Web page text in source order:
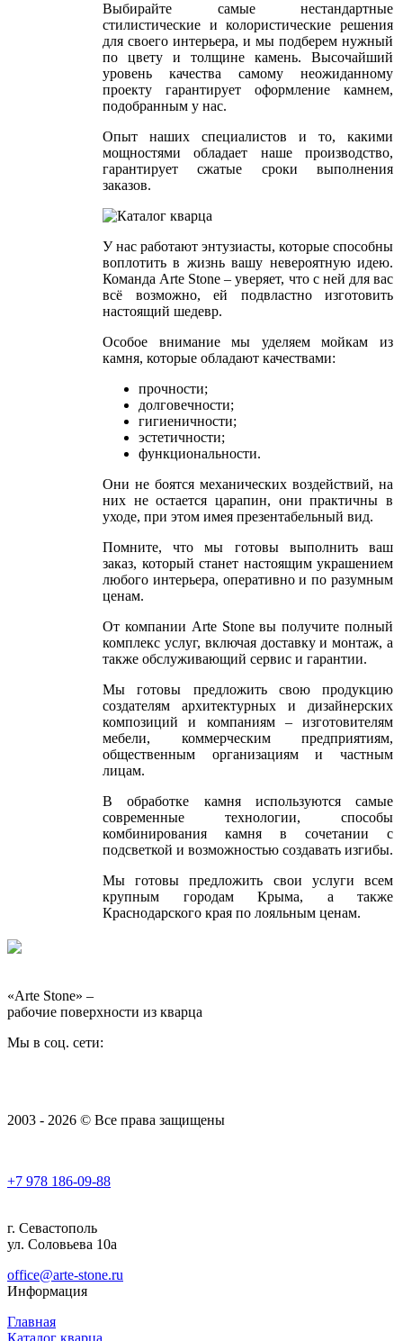
Выбирайте самые нестандартные
стилистические и колористические решения
для своего интерьера, и мы подберем нужный
по цвету и толщине камень. Высочайший
уровень качества самому неожиданному
проекту гарантирует оформление камнем,
подобранным у нас.
Опыт наших специалистов и то, какими
мощностями обладает наше производство,
гарантирует сжатые сроки выполнения
заказов.
У нас работают энтузиасты, которые способны
воплотить в жизнь вашу невероятную идею.
Команда Arte Stone – уверяет, что с ней для вас
всё возможно, ей подвластно изготовить
настоящий шедевр.
Особое внимание мы уделяем мойкам из
камня, которые обладают качествами:
прочности;
долговечности;
гигиеничности;
эстетичности;
функциональности.
Они не боятся механических воздействий, на
них не остается царапин, они практичны в
уходе, при этом имея презентабельный вид.
Помните, что мы готовы выполнить ваш
заказ, который станет настоящим украшением
любого интерьера, оперативно и по разумным
ценам.
От компании Arte Stone вы получите полный
комплекс услуг, включая доставку и монтаж, а
также обслуживающий сервис и гарантии.
Мы готовы предложить свою продукцию
создателям архитектурных и дизайнерских
композиций и компаниям – изготовителям
мебели, коммерческим предприятиям,
общественным организациям и частным
лицам.
В обработке камня используются самые
современные технологии, способы
комбинирования камня в сочетании с
подсветкой и возможностью создавать изгибы.
Мы готовы предложить свои услуги всем
крупным городам Крыма, а также
Краснодарского края по лояльным ценам.
«Arte Stone» –
рабочие поверхности из кварца
Мы в соц. сети:
2003 - 2026 © Все права защищены
+7 978 186-09-88
г. Севастополь
ул. Соловьева 10а
office@arte-stone.ru
Информация
Главная
Каталог кварца